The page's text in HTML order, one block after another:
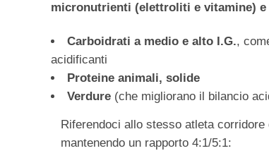
micronutrienti (elettroliti e vitamine)
Carboidrati a medio e alto I.G.,
acidificanti
Proteine animali, solide
Verdure (che migliorano il bilancio
Riferendoci allo stesso atleta
mantenendo un rapporto 4:1/5:1: